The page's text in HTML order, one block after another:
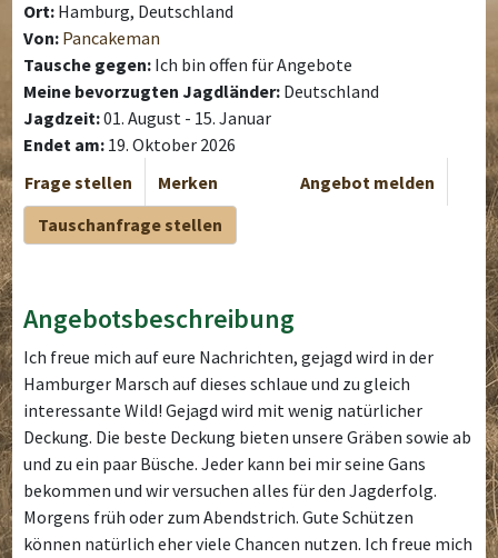
Ort: Hamburg, Deutschland
Von: Pancakeman
Tausche gegen: Ich bin offen für Angebote
Meine bevorzugten Jagdländer: Deutschland
Jagdzeit:01. August - 15. Januar
Endet am: 19. Oktober 2026
Frage stellen
Merken
Angebot melden
Tauschanfrage stellen
Angebotsbeschreibung
Ich freue mich auf eure Nachrichten, gejagd wird in der
Hamburger Marsch auf dieses schlaue und zu gleich
interessante Wild! Gejagd wird mit wenig natürlicher
Deckung. Die beste Deckung bieten unsere Gräben sowie ab
und zu ein paar Büsche. Jeder kann bei mir seine Gans
bekommen und wir versuchen alles für den Jagderfolg.
Morgens früh oder zum Abendstrich. Gute Schützen
können natürlich eher viele Chancen nutzen. Ich freue mich